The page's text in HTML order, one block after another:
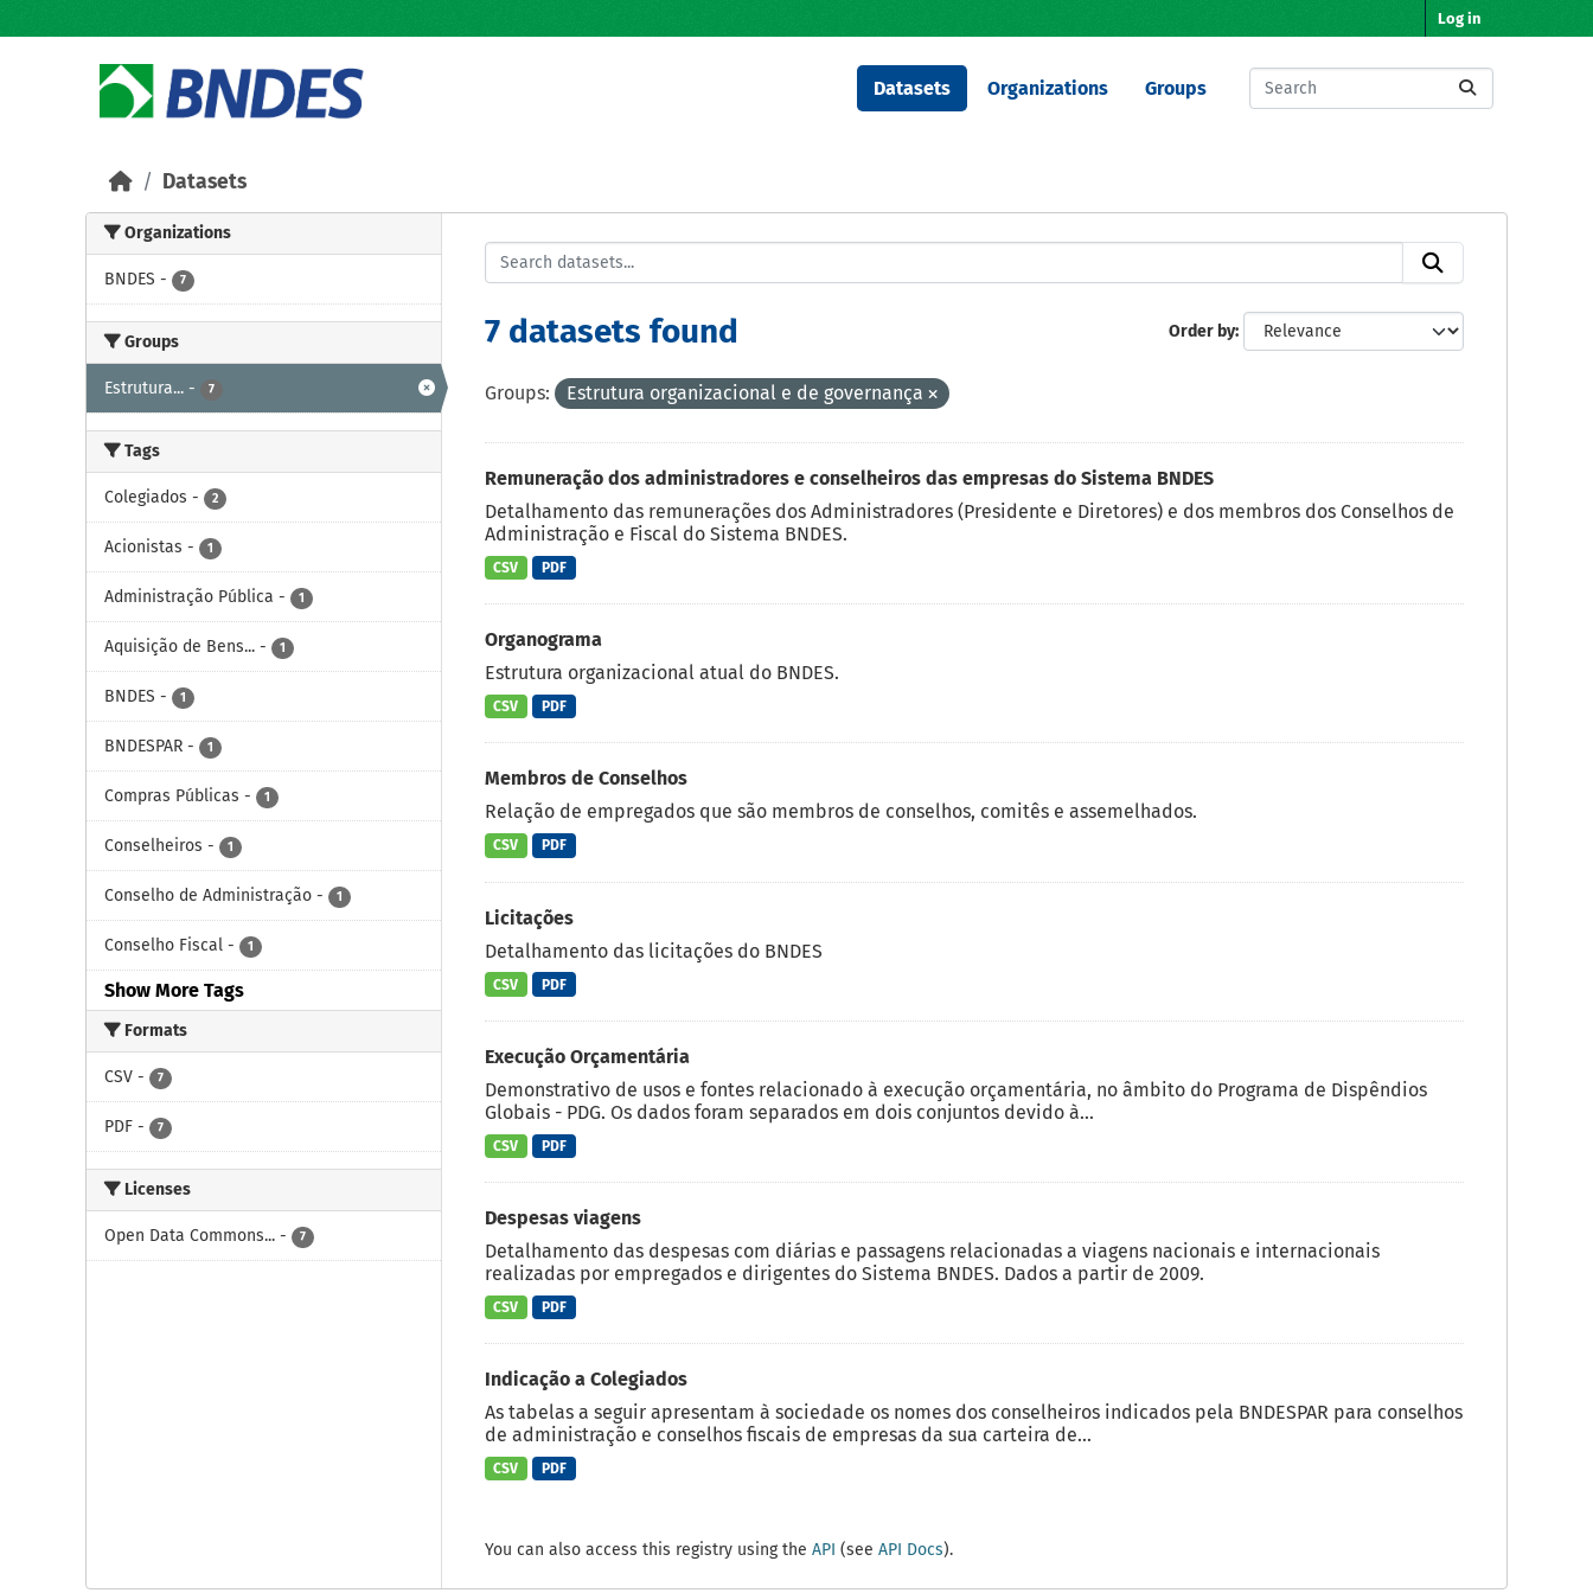
Log in
Datasets Organizations Groups
Datasets
Organizations
BNDES - 7
Groups
Estrutura... - 7
Tags
Colegiados - 2
Acionistas - 1
Administração Pública - 1
Aquisição de Bens... - 1
BNDES - 1
BNDESPAR - 1
Compras Públicas - 1
Conselheiros - 1
Conselho de Administração - 1
Conselho Fiscal - 1
Show More Tags
Formats
CSV - 7
PDF - 7
Licenses
Open Data Commons... - 7
Order by
7 datasets found
Groups: Estrutura organizacional e de governança
Remuneração dos administradores e conselheiros das empresas do Sistema BNDES
Detalhamento das remunerações dos Administradores (Presidente e Diretores) e dos membros dos Conselhos de
Administração e Fiscal do Sistema BNDES.
CSV PDF
Organograma
Estrutura organizacional atual do BNDES.
CSV PDF
Membros de Conselhos
Relação de empregados que são membros de conselhos, comitês e assemelhados.
CSV PDF
Licitações
Detalhamento das licitações do BNDES
CSV PDF
Execução Orçamentária
Demonstrativo de usos e fontes relacionado à execução orçamentária, no âmbito do Programa de Dispêndios
Globais - PDG. Os dados foram separados em dois conjuntos devido à...
CSV PDF
Despesas viagens
Detalhamento das despesas com diárias e passagens relacionadas a viagens nacionais e internacionais
realizadas por empregados e dirigentes do Sistema BNDES. Dados a partir de 2009.
CSV PDF
Indicação a Colegiados
As tabelas a seguir apresentam à sociedade os nomes dos conselheiros indicados pela BNDESPAR para conselhos
de administração e conselhos fiscais de empresas da sua carteira de...
CSV PDF
You can also access this registry using the API (see API Docs).